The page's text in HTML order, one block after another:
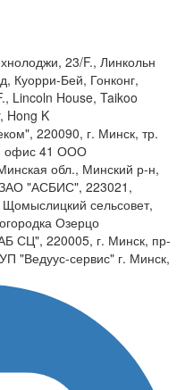
23/F., Линкольн
Куорри-Бей, Гонконг,
Lincoln House, Taikoo
Hong K
220090, г. Минск, тр.
офис 41 ООО
обл., Минский р-н,
"АСБИС", 223021,
сельсовет,
Озерцо
СЦ", 220005, г. Минск, пр-
"Ведуус-сервис" г. Минск,